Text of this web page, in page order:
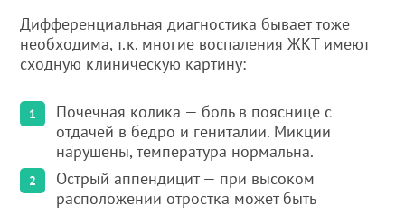
Дифференциальная диагностика бывает тоже
необходима, т.к. многие воспаления ЖКТ имеют
сходную клиническую картину:
Почечная колика — боль в пояснице с
отдачей в бедро и гениталии. Микции
нарушены, температура нормальна.
Острый аппендицит — при высоком
расположении отростка может быть